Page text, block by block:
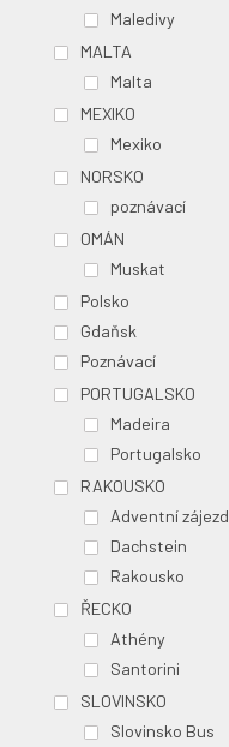
Maledivy
MALTA
Malta
MEXIKO
Mexiko
NORSKO
poznávací
OMÁN
Muskat
Polsko
Gdaňsk
Poznávací
PORTUGALSKO
Madeira
Portugalsko
RAKOUSKO
Adventní zájezd
Dachstein
Rakousko
ŘECKO
Athény
Santorini
SLOVINSKO
Slovinsko Bus